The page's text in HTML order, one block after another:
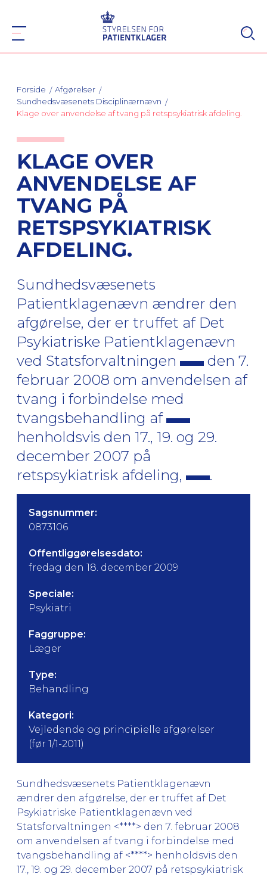
Forside
Afgørelser
Sundhedsvæsenets Disciplinærnævn
Klage over anvendelse af tvang på retspsykiatrisk afdeling.
KLAGE OVER
ANVENDELSE AF
TVANG PÅ
RETSPSYKIATRISK
AFDELING.
Sundhedsvæsenets
Patientklagenævn ændrer den
afgørelse, der er truffet af Det
Psykiatriske Patientklagenævn
ved Statsforvaltningen
den 7.
februar 2008 om anvendelsen af
tvang i forbindelse med
tvangsbehandling af
henholdsvis den 17., 19. og 29.
december 2007 på
retspsykiatrisk afdeling,
.
Sagsnummer:
0873106
Offentliggørelsesdato:
fredag den 18. december 2009
Speciale:
Psykiatri
Faggruppe:
Læger
Type:
Behandling
Kategori:
Vejledende og principielle afgørelser
(før 1/1-2011)
Sundhedsvæsenets Patientklagenævn
ændrer den afgørelse, der er truffet af Det
Psykiatriske Patientklagenævn ved
Statsforvaltningen <****> den 7. februar 2008
om anvendelsen af tvang i forbindelse med
tvangsbehandling af <****> henholdsvis den
17., 19. og 29. december 2007 på retspsykiatrisk